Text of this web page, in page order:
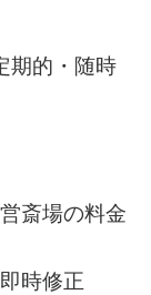
期的・随時
斎場の料金
時修正